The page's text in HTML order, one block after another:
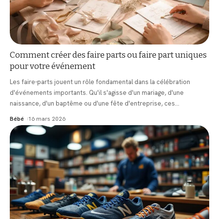
Comment créer des faire parts ou faire part uniques
pour votre événement
Les faire-parts jouent un rôle fondamental dans la célébration
d'événements importants. Qu'il s'agisse d'un mariage, d'une
naissance, d'un baptême ou d'une fête d'entreprise, ces…
Bébé 16 mars 2026